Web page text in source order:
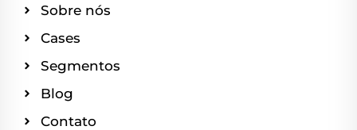
Sobre nós
Cases
Segmentos
Blog
Contato